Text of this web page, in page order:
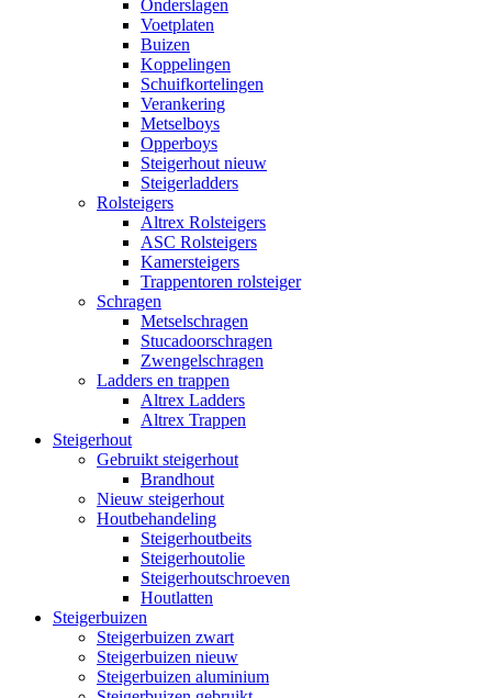
Onderslagen
Voetplaten
Buizen
Koppelingen
Schuifkortelingen
Verankering
Metselboys
Opperboys
Steigerhout nieuw
Steigerladders
Rolsteigers
Altrex Rolsteigers
ASC Rolsteigers
Kamersteigers
Trappentoren rolsteiger
Schragen
Metselschragen
Stucadoorschragen
Zwengelschragen
Ladders en trappen
Altrex Ladders
Altrex Trappen
Steigerhout
Gebruikt steigerhout
Brandhout
Nieuw steigerhout
Houtbehandeling
Steigerhoutbeits
Steigerhoutolie
Steigerhoutschroeven
Houtlatten
Steigerbuizen
Steigerbuizen zwart
Steigerbuizen nieuw
Steigerbuizen aluminium